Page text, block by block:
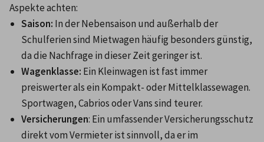
Aspekte achten:
Saison: In der Nebensaison und außerhalb der
Schulferien sind Mietwagen häufig besonders günstig,
da die Nachfrage in dieser Zeit geringer ist.
Wagenklasse: Ein Kleinwagen ist fast immer
preiswerter als ein Kompakt- oder Mittelklassewagen.
Sportwagen, Cabrios oder Vans sind teurer.
Versicherungen: Ein umfassender Versicherungsschutz
direkt vom Vermieter ist sinnvoll, da er im